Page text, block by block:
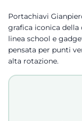
Portachiavi
grafica iconica della
linea school e
pensata per punti
alta rotazione.